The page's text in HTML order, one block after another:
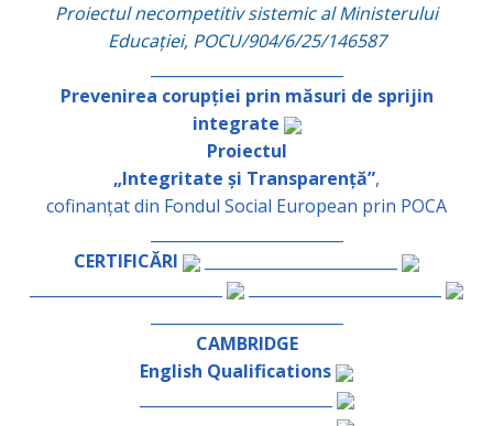
Proiectul necompetitiv sistemic al Ministerului
Educației, POCU/904/6/25/146587
Prevenirea corupției prin măsuri de sprijin
integrate
Proiectul
„Integritate și Transparență”,
cofinanțat din Fondul Social European prin POCA
CERTIFICĂRI
CAMBRIDGE
English Qualifications